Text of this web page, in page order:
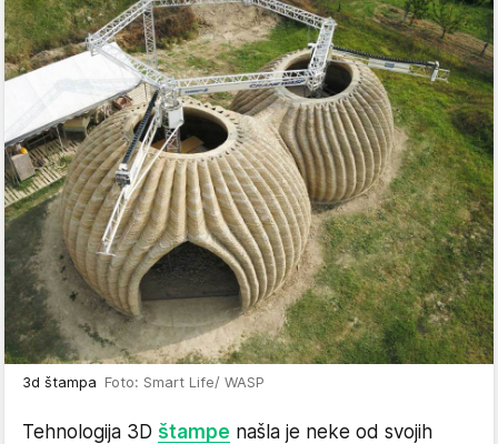
3d štampa Foto: Smart Life/ WASP
Tehnologija 3D štampe našla je neke od svojih